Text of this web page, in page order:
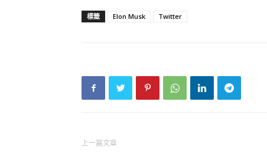
標籤 Elon Musk Twitter
上一篇文章